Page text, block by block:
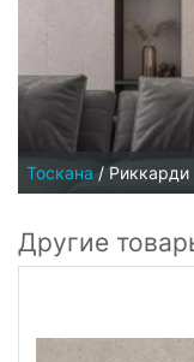
Тоскана / Риккарди
Другие